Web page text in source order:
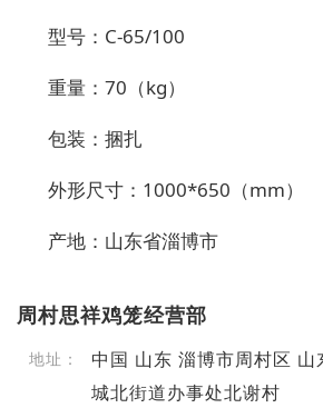
型号： C-65/100
重量： 70 （kg）
包装：捆扎
外形尺寸： 1000*650 （mm）
产地：山东省淄博市
周村思祥鸡笼经营部
地址：
中国 山东 淄博市周村区 山
城北街道办事处北谢村